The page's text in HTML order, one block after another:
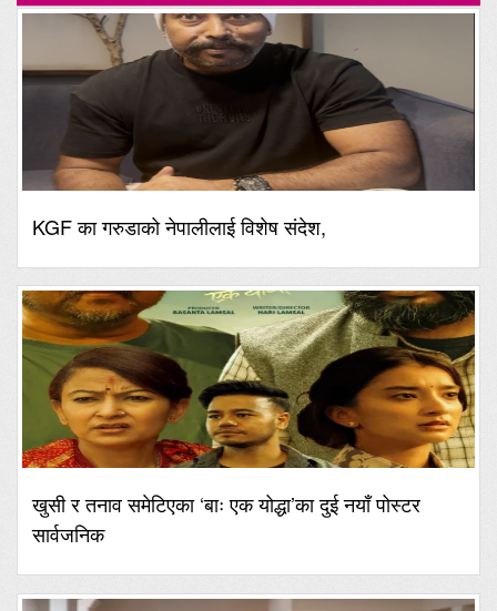
KGF का गरुडाको नेपालीलाई विशेष संदेश,
खुसी र तनाव समेटिएका ‘बाः एक योद्धा’का दुई नयाँ पोस्टर
सार्वजनिक